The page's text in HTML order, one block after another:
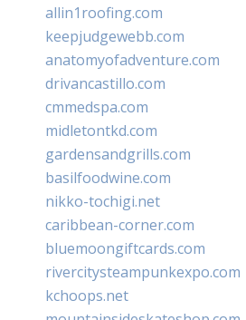
allin1roofing.com
keepjudgewebb.com
anatomyofadventure.com
drivancastillo.com
cmmedspa.com
midletontkd.com
gardensandgrills.com
basilfoodwine.com
nikko-tochigi.net
caribbean-corner.com
bluemoongiftcards.com
rivercitysteampunkexpo.com
kchoops.net